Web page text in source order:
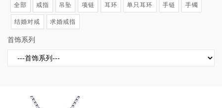
全部 戒指 吊坠 项链 耳环 单只耳环 手链
手镯
结婚对戒
求婚戒指
首饰系列